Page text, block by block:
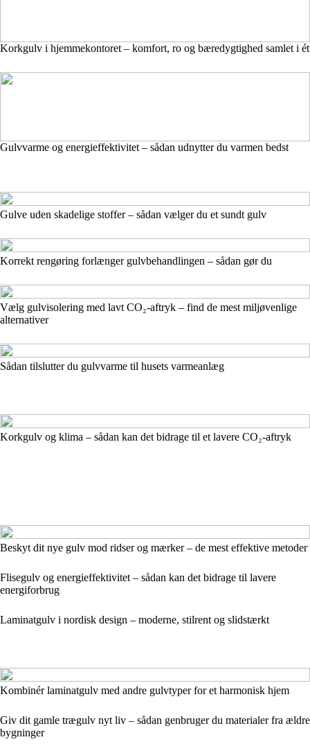
Korkgulv i hjemmekontoret – komfort, ro og bæredygtighed samlet i ét
Gulvvarme og energieffektivitet – sådan udnytter du varmen bedst
Gulve uden skadelige stoffer – sådan vælger du et sundt gulv
Korrekt rengøring forlænger gulvbehandlingen – sådan gør du
Vælg gulvisolering med lavt CO₂-aftryk – find de mest miljøvenlige
alternativer
Sådan tilslutter du gulvvarme til husets varmeanlæg
Korkgulv og klima – sådan kan det bidrage til et lavere CO₂-aftryk
Beskyt dit nye gulv mod ridser og mærker – de mest effektive metoder
Flisegulv og energieffektivitet – sådan kan det bidrage til lavere
energiforbrug
Laminatgulv i nordisk design – moderne, stilrent og slidstærkt
Kombinér laminatgulv med andre gulvtyper for et harmonisk hjem
Giv dit gamle trægulv nyt liv – sådan genbruger du materialer fra ældre
bygninger